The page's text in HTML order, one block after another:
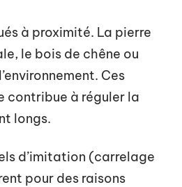
à proximité. La pierre
le bois de chêne ou
Ces
contribue à réguler la
longs.
d’imitation (carrelage
pour des raisons